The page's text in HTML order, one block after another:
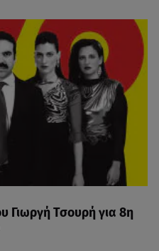
Γιωργή Τσουρή για 8η